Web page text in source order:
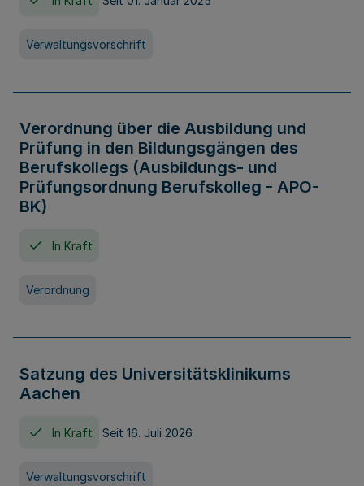
Verwaltungsvorschrift
Verordnung über die Ausbildung und
Prüfung in den Bildungsgängen des
Berufskollegs (Ausbildungs- und
Prüfungsordnung Berufskolleg - APO-
BK)
In Kraft
Verordnung
Satzung des Universitätsklinikums
Aachen
In Kraft Seit 16. Juli 2026
Verwaltungsvorschrift